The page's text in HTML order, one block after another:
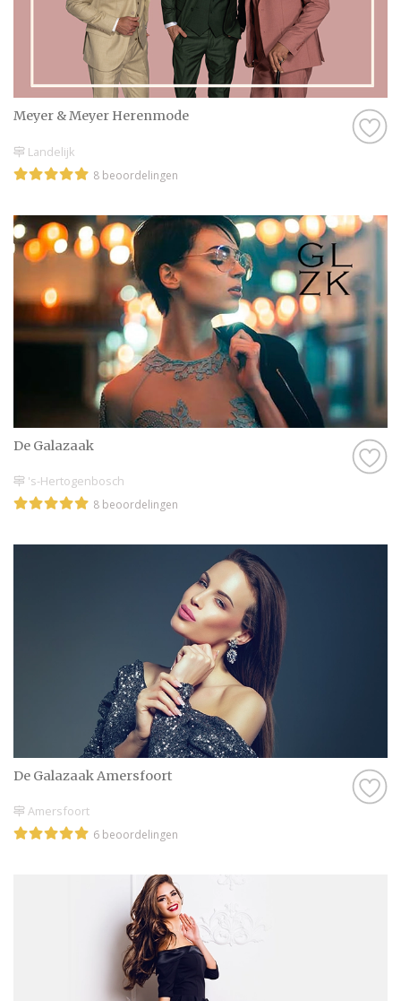
Meyer & Meyer Herenmode
Landelijk
8 beoordelingen
De Galazaak
's-Hertogenbosch
8 beoordelingen
De Galazaak Amersfoort
Amersfoort
6 beoordelingen